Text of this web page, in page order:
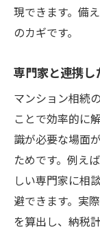
現できます。備
のカギです。
専門家と連携
マンション相続
ことで効率的に
識が必要な場面
ためです。例え
しい専門家に相
避できます。実
を算出し、納税